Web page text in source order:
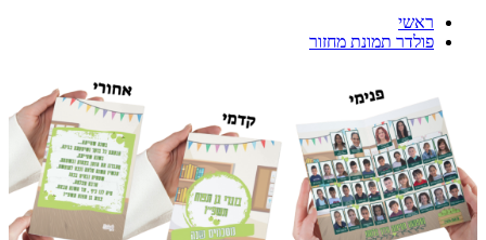
ראשי
פולדר תמונת מחזור